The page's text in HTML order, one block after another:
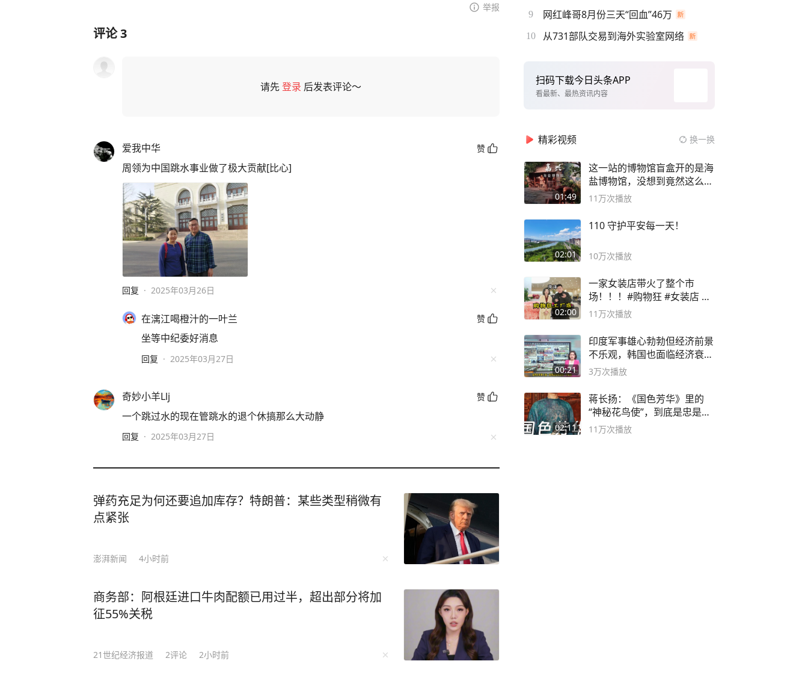
举报
评论3
请先登录 后发表评论～
爱我中华 赞
周领为中国跳水事业做了极大贡献[比心]
回复 · 2025年03月26日
在漓江喝橙汁的一叶兰 赞
坐等中纪委好消息
回复 · 2025年03月27日
奇妙小羊Llj 赞
一个跳过水的现在管跳水的退个休搞那么大动静
回复 · 2025年03月27日
弹药充足为何还要追加库存？特朗普：某些类型稍微有
点紧张
澎湃新闻 4小时前
商务部：阿根廷进口牛肉配额已用过半，超出部分将加
征55%关税
21世纪经济报道 2评论 2小时前
9 网红峰哥8月份三天“回血”46万
10 从731部队交易到海外实验室网络
扫码下载今日头条APP
看最新、最热资讯内容
精彩视频 换一换
01:49
这一站的博物馆盲盒开的是海
盐博物馆，没想到竟然这么好
逛！
11万次播放
02:01
110 守护平安每一天！
10万次播放
02:00
一家女装店带火了整个市
场！！！#购物狂 #女装店 #
高品质女装
11万次播放
00:21
印度军事雄心勃勃但经济前景
不乐观，韩国也面临经济衰退
风险
3万次播放
02:11
蒋长扬：《国色芳华》里的
“神秘花鸟使”，到底是忠是
奸？
11万次播放